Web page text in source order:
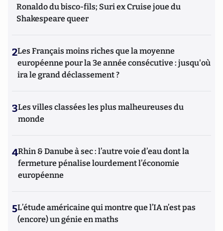
Ronaldo du bisco-fils; Suri ex Cruise joue du
Shakespeare queer
2Les Français moins riches que la moyenne
européenne pour la 3e année consécutive : jusqu'où
ira le grand déclassement ?
3Les villes classées les plus malheureuses du
monde
4Rhin & Danube à sec : l’autre voie d’eau dont la
fermeture pénalise lourdement l’économie
européenne
5L’étude américaine qui montre que l’IA n’est pas
(encore) un génie en maths